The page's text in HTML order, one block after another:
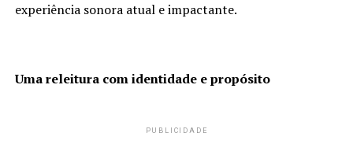
experiência sonora atual e impactante.
Uma releitura com identidade e propósito
PUBLICIDADE